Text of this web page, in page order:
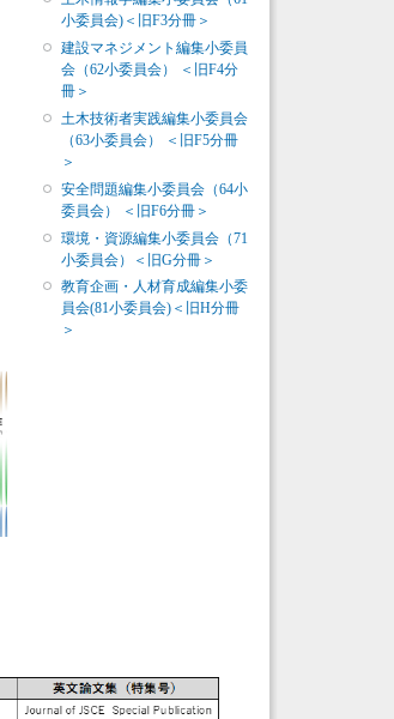
小委員会)＜旧F3分冊＞
建設マネジメント編集小委員
会（62小委員会） ＜旧F4分
冊＞
土木技術者実践編集小委員会
（63小委員会） ＜旧F5分冊
＞
安全問題編集小委員会（64小
委員会） ＜旧F6分冊＞
環境・資源編集小委員会（71
小委員会）＜旧G分冊＞
教育企画・人材育成編集小委
員会(81小委員会)＜旧H分冊
＞